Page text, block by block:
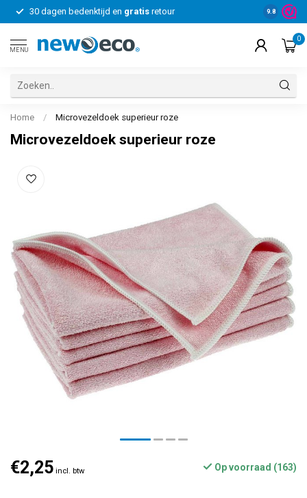
30 dagen bedenktijd en gratis retour Voor
9.8
MENU
0
Home / Microvezeldoek superieur roze
Microvezeldoek superieur roze
€2,25 incl. btw Op voorraad (163)